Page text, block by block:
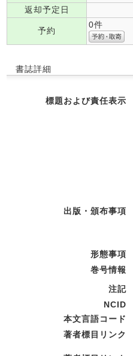
返却予定日
予約
0件
書誌詳細
標題および責任表示
出版・頒布事項
形態事項
巻号情報
注記
NCID
本文言語コード
著者標目リンク